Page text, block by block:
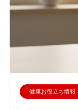
健康お役立ち情報